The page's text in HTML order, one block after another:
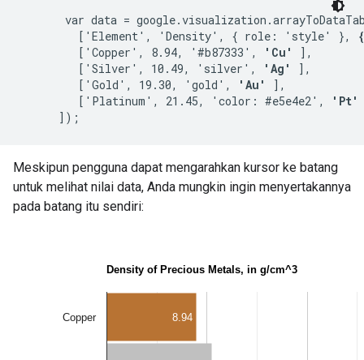
var data =
         ['Element', 'Density', { role: 'style' },
         ['Copper', 8.94, '#b87333',
'Cu'
],
         ['Silver', 10.49, 'silver',
'Ag'
],
         ['Gold', 19.30, 'gold',
'Au'
],
         ['Platinum', 21.45, 'color: #e5e4e2',
'Pt'
Meskipun pengguna dapat mengarahkan kursor ke batang
untuk melihat nilai data, Anda mungkin ingin menyertakannya
pada batang itu sendiri: